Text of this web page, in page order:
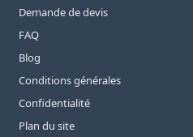
Demande de devis
FAQ
Blog
Conditions générales
Confidentialité
Plan du site